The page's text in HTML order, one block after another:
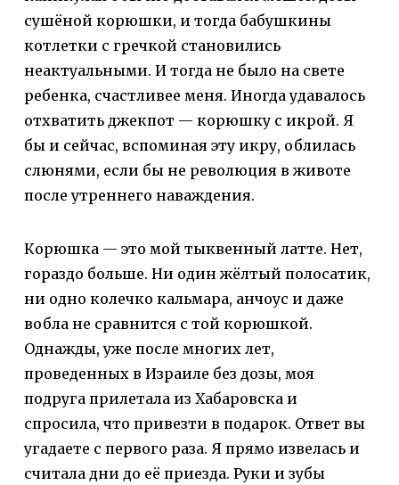
сушёной корюшки, и тогда бабушкины
котлетки с гречкой становились
неактуальными. И тогда не было на свете
ребенка, счастливее меня. Иногда удавалось
отхватить джекпот — корюшку с икрой. Я
бы и сейчас, вспоминая эту икру, облилась
слюнями, если бы не революция в животе
после утреннего наваждения.
Корюшка — это мой тыквенный латте. Нет,
гораздо больше. Ни один жёлтый полосатик,
ни одно колечко кальмара, анчоус и даже
вобла не сравнится с той корюшкой.
Однажды, уже после многих лет,
проведенных в Израиле без дозы, моя
подруга прилетала из Хабаровска и
спросила, что привезти в подарок. Ответ вы
угадаете с первого раза. Я прямо извелась и
считала дни до её приезда. Руки и зубы